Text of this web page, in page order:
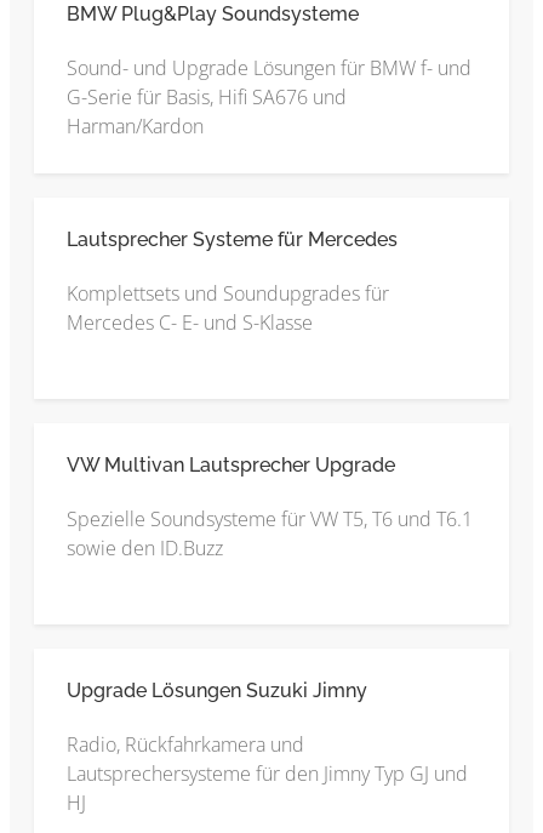
BMW Plug&Play Soundsysteme
Sound- und Upgrade Lösungen für BMW f- und
G-Serie für Basis, Hifi SA676 und
Harman/Kardon
Lautsprecher Systeme für Mercedes
Komplettsets und Soundupgrades für
Mercedes C- E- und S-Klasse
VW Multivan Lautsprecher Upgrade
Spezielle Soundsysteme für VW T5, T6 und T6.1
sowie den ID.Buzz
Upgrade Lösungen Suzuki Jimny
Radio, Rückfahrkamera und
Lautsprechersysteme für den Jimny Typ GJ und
HJ